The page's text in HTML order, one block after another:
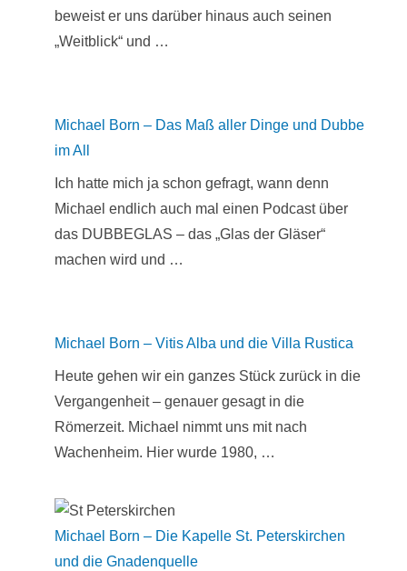
beweist er uns darüber hinaus auch seinen
„Weitblick“ und …
Michael Born – Das Maß aller Dinge und Dubbe
im All
Ich hatte mich ja schon gefragt, wann denn
Michael endlich auch mal einen Podcast über
das DUBBEGLAS – das „Glas der Gläser“
machen wird und …
Michael Born – Vitis Alba und die Villa Rustica
Heute gehen wir ein ganzes Stück zurück in die
Vergangenheit – genauer gesagt in die
Römerzeit. Michael nimmt uns mit nach
Wachenheim. Hier wurde 1980, …
Michael Born – Die Kapelle St. Peterskirchen
und die Gnadenquelle